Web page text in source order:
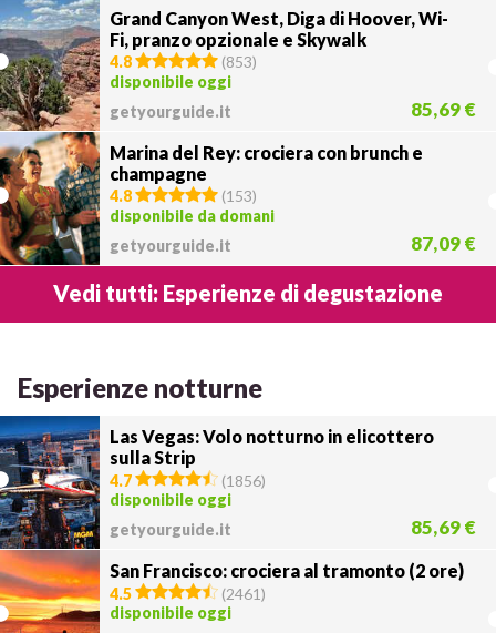
Grand Canyon West, Diga di Hoover, Wi-
Fi, pranzo opzionale e Skywalk
4.8 (853)
disponibile oggi
getyourguide.it
85,69 €
Marina del Rey: crociera con brunch e
champagne
4.8 (153)
disponibile da domani
getyourguide.it
87,09 €
Vedi tutti: Esperienze di degustazione
Esperienze notturne
Las Vegas: Volo notturno in elicottero
sulla Strip
4.7 (1856)
disponibile oggi
getyourguide.it
85,69 €
San Francisco: crociera al tramonto (2 ore)
4.5 (2461)
disponibile oggi